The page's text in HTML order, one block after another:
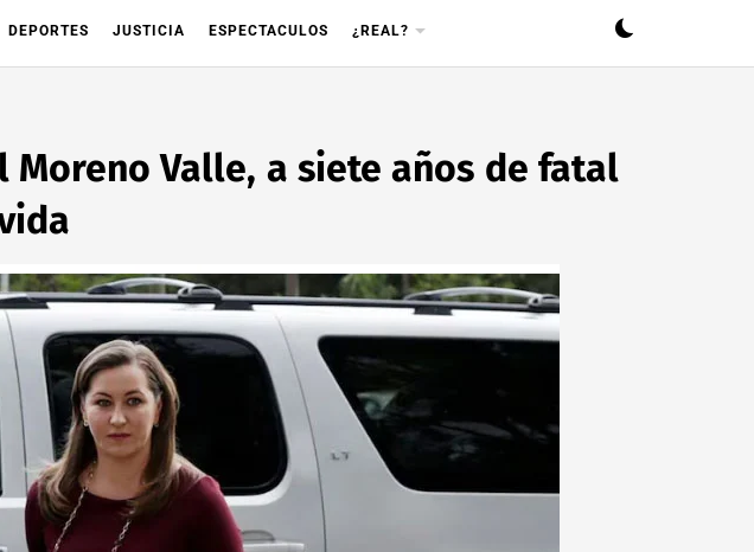
DEPORTES JUSTICIA ESPECTACULOS ¿REAL?
Moreno Valle, a siete años de fatal